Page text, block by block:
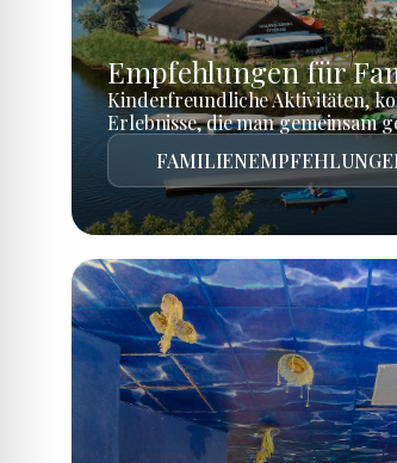
Empfehlungen für
Kinderfreundliche Aktivitäten,
Erlebnisse, die man gemeinsam